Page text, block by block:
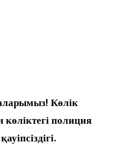
Көлік
көліктегі полиция